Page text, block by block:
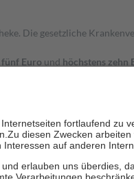
Die gesetzliche
fünf Euro und höchstens zehn
zu unterstützen, fallen